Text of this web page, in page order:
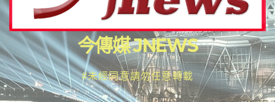
今傳媒 JNEWS
#未經同意請勿任意轉載